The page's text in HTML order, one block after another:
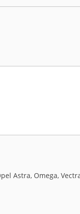
Astra, Omega,